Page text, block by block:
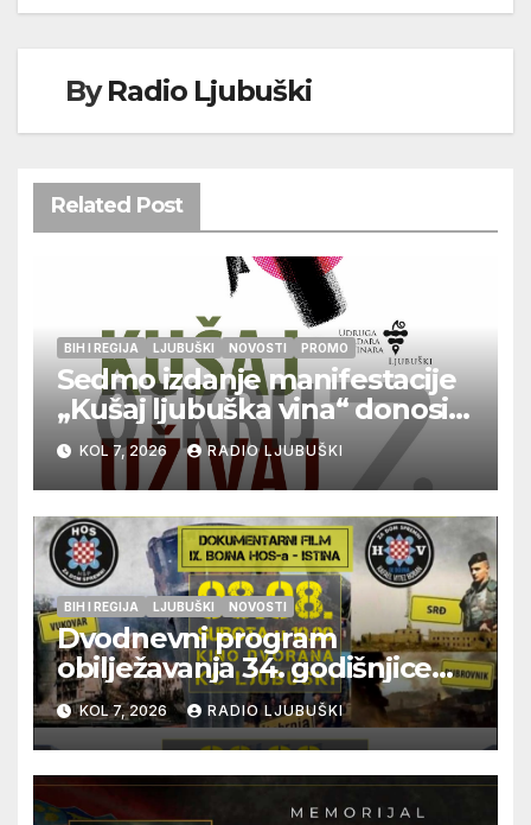
ByRadio Ljubuški
Related Post
BIH I REGIJA LJUBUŠKI NOVOSTI PROMO
Sedmo izdanje manifestacije
„Kušaj ljubuška vina“ donosi
vrhunska vina, gastronomiju i
glazbu
KOL 7, 2026 RADIO LJUBUŠKI
BIH I REGIJA LJUBUŠKI NOVOSTI
Dvodnevni program
obilježavanja 34. godišnjice
pogibije generala Blaža
Kraljevića i osmorice
pripadnika HOS-a
KOL 7, 2026 RADIO LJUBUŠKI